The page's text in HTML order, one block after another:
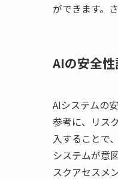
ができます。
AIの安全
AIシステムの
参考に、リス
入することで
システムが意
スクアセスメ